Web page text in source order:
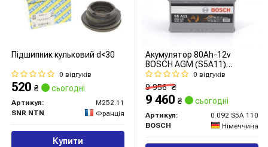
Підшипник кульковий d<30
0 відгуків
520 ₴ сьогодні
Артикул:
M252.11
SNR NTN
Франція
Купити
Акумулятор 80Ah-12v
BOSCH AGM (S5A11)
(315x175x190),R,EN800
0 відгуків
9 956₴
9 460 ₴ сьогодні
Артикул:
0 092 S5A 110
BOSCH
Німеччина